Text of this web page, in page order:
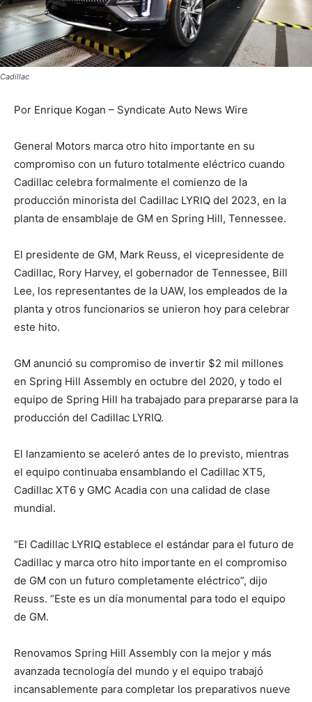
Cadillac
Por Enrique Kogan – Syndicate Auto News Wire
General Motors marca otro hito importante en su
compromiso con un futuro totalmente eléctrico cuando
Cadillac celebra formalmente el comienzo de la
producción minorista del Cadillac LYRIQ del 2023, en la
planta de ensamblaje de GM en Spring Hill, Tennessee.
El presidente de GM, Mark Reuss, el vicepresidente de
Cadillac, Rory Harvey, el gobernador de Tennessee, Bill
Lee, los representantes de la UAW, los empleados de la
planta y otros funcionarios se unieron hoy para celebrar
este hito.
GM anunció su compromiso de invertir $2 mil millones
en Spring Hill Assembly en octubre del 2020, y todo el
equipo de Spring Hill ha trabajado para prepararse para la
producción del Cadillac LYRIQ.
El lanzamiento se aceleró antes de lo previsto, mientras
el equipo continuaba ensamblando el Cadillac XT5,
Cadillac XT6 y GMC Acadia con una calidad de clase
mundial.
“El Cadillac LYRIQ establece el estándar para el futuro de
Cadillac y marca otro hito importante en el compromiso
de GM con un futuro completamente eléctrico”, dijo
Reuss. “Este es un día monumental para todo el equipo
de GM.
Renovamos Spring Hill Assembly con la mejor y más
avanzada tecnología del mundo y el equipo trabajó
incansablemente para completar los preparativos nueve